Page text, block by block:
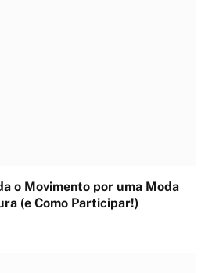
o Movimento por uma Moda
(e Como Participar!)